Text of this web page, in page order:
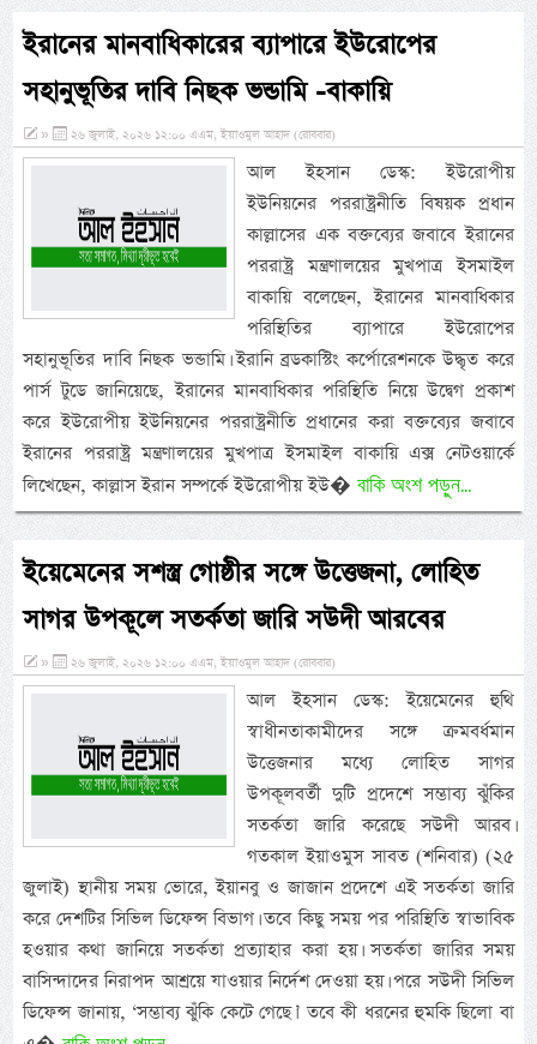
ইরানের মানবাধিকারের ব্যাপারে ইউরোপের
সহানুভূতির দাবি নিছক ভন্ডামি -বাকায়ি
» ২৬ জুলাই, ২০২৬ ১২:০০ এএম, ইয়াওমুল আহাদ (রোববার)
আল ইহসান ডেস্ক: ইউরোপীয়
ইউনিয়নের পররাষ্ট্রনীতি বিষয়ক প্রধান
কাল্লাসের এক বক্তব্যের জবাবে ইরানের
পররাষ্ট্র মন্ত্রণালয়ের মুখপাত্র ইসমাইল
বাকায়ি বলেছেন, ইরানের মানবাধিকার
পরিস্থিতির ব্যাপারে ইউরোপের
সহানুভূতির দাবি নিছক ভন্ডামি। ইরানি ব্রডকাস্টিং কর্পোরেশনকে উদ্ধৃত করে
পার্স টুডে জানিয়েছে, ইরানের মানবাধিকার পরিস্থিতি নিয়ে উদ্বেগ প্রকাশ
করে ইউরোপীয় ইউনিয়নের পররাষ্ট্রনীতি প্রধানের করা বক্তব্যের জবাবে
ইরানের পররাষ্ট্র মন্ত্রণালয়ের মুখপাত্র ইসমাইল বাকায়ি এক্স নেটওয়ার্কে
লিখেছেন, কাল্লাস ইরান সম্পর্কে ইউরোপীয় ইউ�বাকি অংশ পড়ুন...
ইয়েমেনের সশস্ত্র গোষ্ঠীর সঙ্গে উত্তেজনা, লোহিত
সাগর উপকূলে সতর্কতা জারি সউদী আরবের
» ২৬ জুলাই, ২০২৬ ১২:০০ এএম, ইয়াওমুল আহাদ (রোববার)
আল ইহসান ডেস্ক: ইয়েমেনের হুথি
স্বাধীনতাকামীদের সঙ্গে ক্রমবর্ধমান
উত্তেজনার মধ্যে লোহিত সাগর
উপকূলবর্তী দুটি প্রদেশে সম্ভাব্য ঝুঁকির
সতর্কতা জারি করেছে সউদী আরব।
গতকাল ইয়াওমুস সাবত (শনিবার) (২৫
জুলাই) স্থানীয় সময় ভোরে, ইয়ানবু ও জাজান প্রদেশে এই সতর্কতা জারি
করে দেশটির সিভিল ডিফেন্স বিভাগ। তবে কিছু সময় পর পরিস্থিতি স্বাভাবিক
হওয়ার কথা জানিয়ে সতর্কতা প্রত্যাহার করা হয়। সতর্কতা জারির সময়
বাসিন্দাদের নিরাপদ আশ্রয়ে যাওয়ার নির্দেশ দেওয়া হয়। পরে সউদী সিভিল
ডিফেন্স জানায়, ‘সম্ভাব্য ঝুঁকি কেটে গেছে।’ তবে কী ধরনের হুমকি ছিলো বা